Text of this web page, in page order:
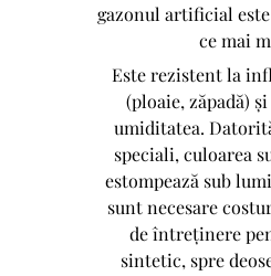
gazonul artificial
ce mai
Este rezistent la
(ploaie, zăpadă)
umiditatea.
speciali, culoarea
estompează sub
sunt necesare
de întreținere
sintetic, spre